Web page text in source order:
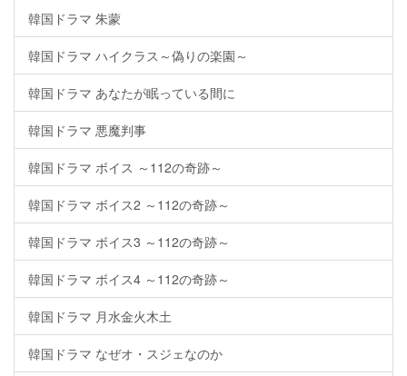
韓国ドラマ 朱蒙
韓国ドラマ ハイクラス～偽りの楽園～
韓国ドラマ あなたが眠っている間に
韓国ドラマ 悪魔判事
韓国ドラマ ボイス ～112の奇跡～
韓国ドラマ ボイス2 ～112の奇跡～
韓国ドラマ ボイス3 ～112の奇跡～
韓国ドラマ ボイス4 ～112の奇跡～
韓国ドラマ 月水金火木土
韓国ドラマ なぜオ・スジェなのか